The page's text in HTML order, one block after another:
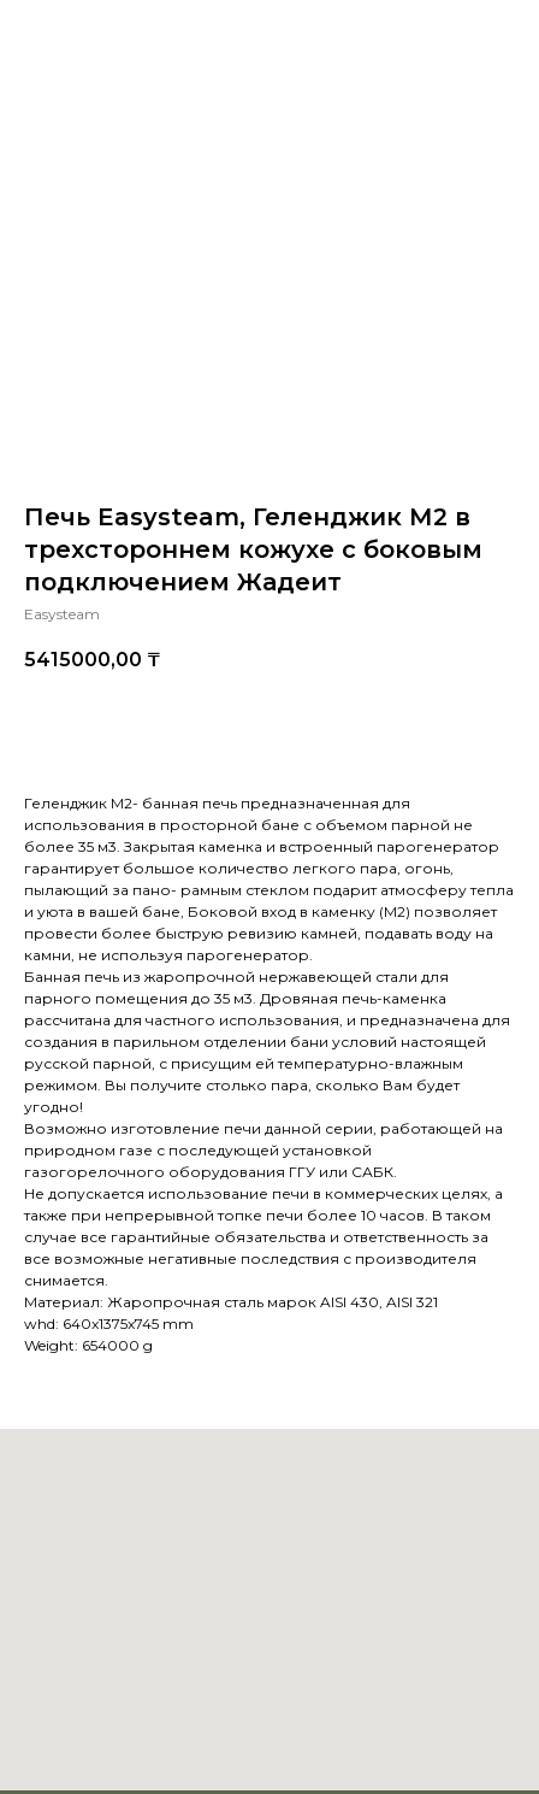
Печь Easysteam, Геленджик М2 в
трехстороннем кожухе с боковым
подключением Жадеит
Easysteam
5415000,00 ₸
Геленджик М2- банная печь предназначенная для
использования в просторной бане с объемом парной не
более 35 м3. Закрытая каменка и встроенный парогенератор
гарантирует большое количество легкого пара, огонь,
пылающий за пано- рамным стеклом подарит атмосферу тепла
и уюта в вашей бане, Боковой вход в каменку (М2) позволяет
провести более быструю ревизию камней, подавать воду на
камни, не используя парогенератор.
Банная печь из жаропрочной нержавеющей стали для
парного помещения до 35 м3. Дровяная печь-каменка
рассчитана для частного использования, и предназначена для
создания в парильном отделении бани условий настоящей
русской парной, с присущим ей температурно-влажным
режимом. Вы получите столько пара, сколько Вам будет
угодно!
Возможно изготовление печи данной серии, работающей на
природном газе с последующей установкой
газогорелочного оборудования ГГУ или САБК.
Не допускается использование печи в коммерческих целях, а
также при непрерывной топке печи более 10 часов. В таком
случае все гарантийные обязательства и ответственность за
все возможные негативные последствия с производителя
снимается.
Материал: Жаропрочная сталь марок AISI 430, AISI 321
whd: 640x1375x745 mm
Weight: 654000 g